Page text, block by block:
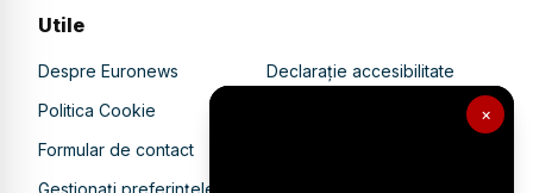
×
Utile
Despre Euronews
Declarație accesibilitate
Politica Cookie
Politica de confidențialitate
Formular de contact
Gestionați preferințele